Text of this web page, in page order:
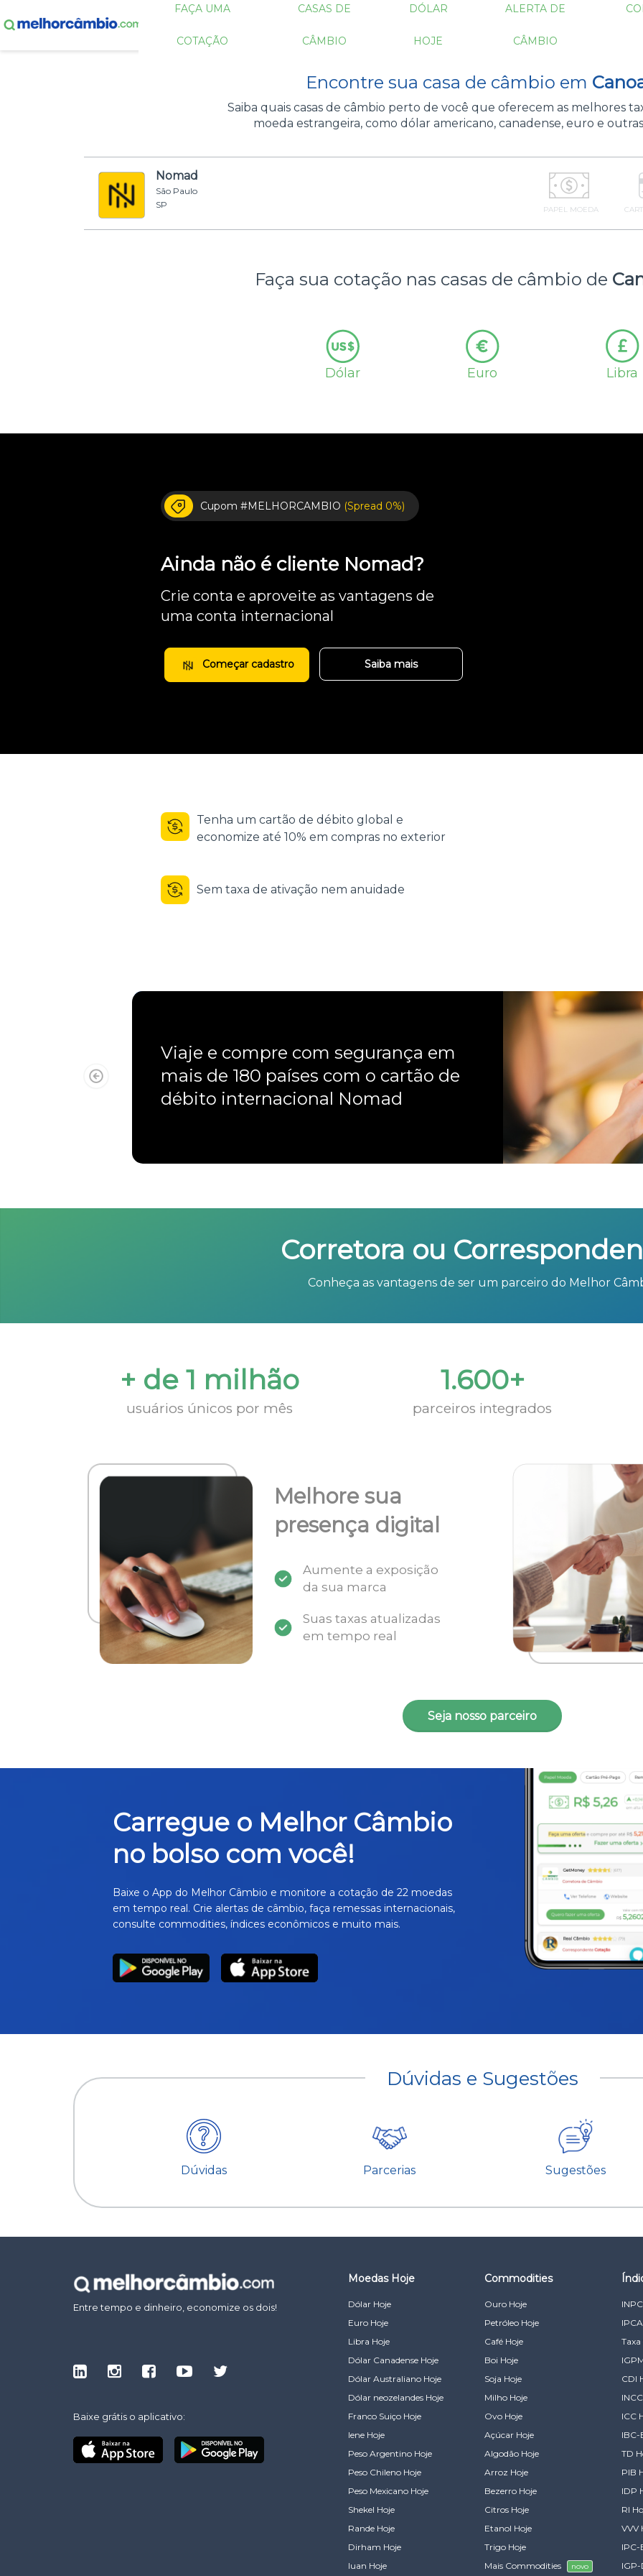
FAÇA UMA
COTAÇÃO
CASAS DE
CÂMBIO
DÓLAR
HOJE
ALERTA DE
CÂMBIO
Encontre sua casa de câmbio em
Saiba quais casas de câmbio perto de você que oferecem as melhores
moeda estrangeira, como dólar americano, canadense, euro e
Nomad
São Paulo
SP
PAPEL MOEDA
Faça sua cotação nas casas de câmbio de
Dólar Euro Libra
Cupom #MELHORCAMBIO (Spread 0%)
Ainda não é cliente Nomad?
Crie conta e aproveite as vantagens de
uma conta internacional
Começar cadastro Saiba mais
Tenha um cartão de débito global e
economize até 10% em compras no exterior
Sem taxa de ativação nem anuidade
Viaje e compre com segurança em
mais de 180 países com o cartão de
débito internacional Nomad
Corretora ou
Conheça as vantagens de ser um parceiro do Melhor
+ de 1 milhão
usuários únicos por mês
1.600+
parceiros integrados
Melhore sua
presença digital
Aumente a exposição
da sua marca
Suas taxas atualizadas
em tempo real
Seja nosso parceiro
Carregue o Melhor Câmbio
no bolso com você!
Baixe o App do Melhor Câmbio e monitore a cotação de 22 moedas
em tempo real. Crie alertas de câmbio, faça remessas internacionais,
consulte commodities, índices econômicos e muito mais.
Dúvidas e Sugestões
Dúvidas Parcerias Sugestões
Entre tempo e dinheiro, economize os dois!
Baixe grátis o aplicativo:
Moedas Hoje
Dólar Hoje
Euro Hoje
Libra Hoje
Dólar Canadense Hoje
Dólar Australiano Hoje
Dólar neozelandes Hoje
Franco Suiço Hoje
Iene Hoje
Peso Argentino Hoje
Peso Chileno Hoje
Peso Mexicano Hoje
Shekel Hoje
Rande Hoje
Dirham Hoje
Iuan Hoje
Commodities
Ouro Hoje
Petróleo Hoje
Café Hoje
Boi Hoje
Soja Hoje
Milho Hoje
Ovo Hoje
Açúcar Hoje
Algodão Hoje
Arroz Hoje
Bezerro Hoje
Citros Hoje
Etanol Hoje
Trigo Hoje
Mais Commodities
novo
Taxa
CDI
ICC
IBC-
TD
PIB
IDP
RI
VVV
IPC-
IGP-